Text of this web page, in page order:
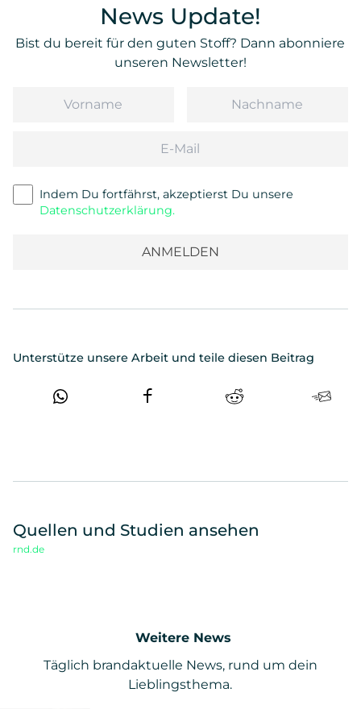
News Update!
Bist du bereit für den guten Stoff? Dann abonniere
unseren Newsletter!
Indem Du fortfährst, akzeptierst Du unsere
Datenschutzerklärung.
Unterstütze unsere Arbeit und teile diesen Beitrag
Quellen und Studien ansehen
rnd.de
Weitere News
Täglich brandaktuelle News, rund um dein
Lieblingsthema.